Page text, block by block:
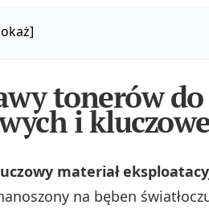
tonerów
i
materiał
na bęben